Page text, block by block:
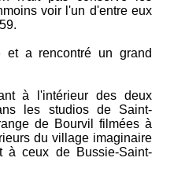
voir l'un d'entre eux
et a rencontré un grand
à l'intérieur des deux
les studios de Saint-
de Bourvil filmées à
du village imaginaire
à ceux de Bussie-Saint-